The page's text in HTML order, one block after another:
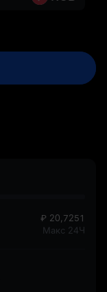
₽ 20,7251
Макс 24Ч